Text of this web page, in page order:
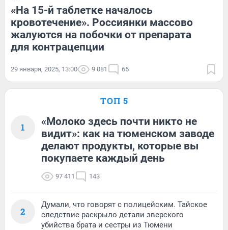
«На 15-й таблетке началось
кровотечение». Россиянки массово
жалуются на побочки от препарата
для контрацепции
29 января, 2025, 13:00 9 081 65
ТОП 5
1
«Молоко здесь почти никто не
видит»: как на тюменском заводе
делают продукты, которые вы
покупаете каждый день
97 411 143
2
Думали, что говорят с полицейским. Тайское
следствие раскрыло детали зверского
убийства брата и сестры из Тюмени